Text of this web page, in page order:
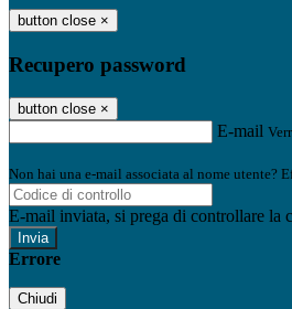
button close ×
Recupero password
button close ×
E-mail
Non hai una e-mail associata al nome utente?
E-mail inviata, si prega di controllare la
Errore
Chiudi